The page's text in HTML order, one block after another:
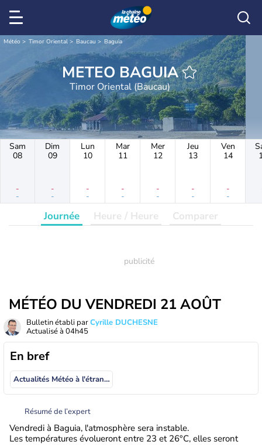
Météo Timor Oriental Baucau Baguia
METEO BAGUIA
Timor Oriental (Baucau)
Sam
08
-
-
Dim
09
-
-
Lun
10
-
-
Mar
11
-
-
Mer
12
-
-
Jeu
13
-
-
Ven
14
-
-
Journée Heure / Heure Comparer
MÉTÉO DU VENDREDI 21 AOÛT
Bulletin établi parCyrille DUCHESNE
Actualisé à 04h45
En bref
Actualités Météo à l'étranger
Résumé de l’expert
Vendredi à Baguia, l'atmosphère sera instable.
Les températures évolueront entre 23 et 26°C, elles seront